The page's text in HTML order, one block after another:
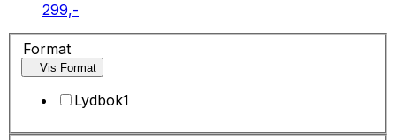
299,-
Format
Vis Format
Lydbok1